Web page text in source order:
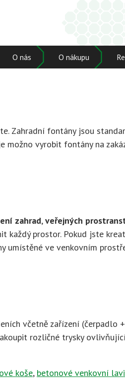
O nás O nákupu
Zahradní fontány jsou
možno vyrobit fontány na
zahrad,veřejných
každý prostor. Pokud jste
umístěné ve venkovním
včetně zařízení (čerpadlo
rozličné trysky
koše, betonové venkovní